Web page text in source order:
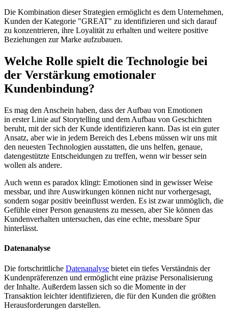
Die Kombination dieser Strategien ermöglicht es dem Unternehmen,
Kunden der Kategorie "GREAT" zu identifizieren und sich darauf
zu konzentrieren, ihre Loyalität zu erhalten und weitere positive
Beziehungen zur Marke aufzubauen.
Welche Rolle spielt die Technologie bei
der Verstärkung emotionaler
Kundenbindung?
Es mag den Anschein haben, dass der Aufbau von Emotionen
in erster Linie auf Storytelling und dem Aufbau von Geschichten
beruht, mit der sich der Kunde identifizieren kann. Das ist ein guter
Ansatz, aber wie in jedem Bereich des Lebens müssen wir uns mit
den neuesten Technologien ausstatten, die uns helfen, genaue,
datengestützte Entscheidungen zu treffen, wenn wir besser sein
wollen als andere.
Auch wenn es paradox klingt: Emotionen sind in gewisser Weise
messbar, und ihre Auswirkungen können nicht nur vorhergesagt,
sondern sogar positiv beeinflusst werden. Es ist zwar unmöglich, die
Gefühle einer Person genaustens zu messen, aber Sie können das
Kundenverhalten untersuchen, das eine echte, messbare Spur
hinterlässt.
Datenanalyse
Die fortschrittliche Datenanalyse bietet ein tiefes Verständnis der
Kundenpräferenzen und ermöglicht eine präzise Personalisierung
der Inhalte. Außerdem lassen sich so die Momente in der
Transaktion leichter identifizieren, die für den Kunden die größten
Herausforderungen darstellen.